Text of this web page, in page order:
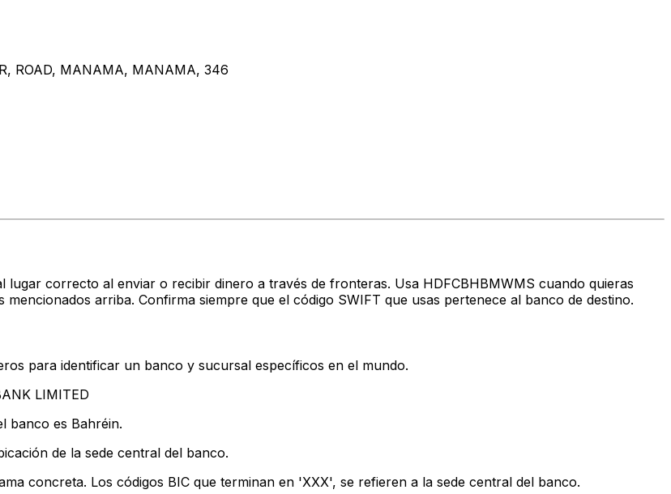
ROAD, MANAMA, MANAMA, 346
lugar correcto al enviar o recibir dinero a través de fronteras. Usa HDFCBHBMWMS cuando quieras
arriba. Confirma siempre que el código SWIFT que usas pertenece al banco de destino.
para identificar un banco y sucursal específicos en el mundo.
LIMITED
banco es Bahréin.
de la sede central del banco.
concreta. Los códigos BIC que terminan en 'XXX', se refieren a la sede central del banco.